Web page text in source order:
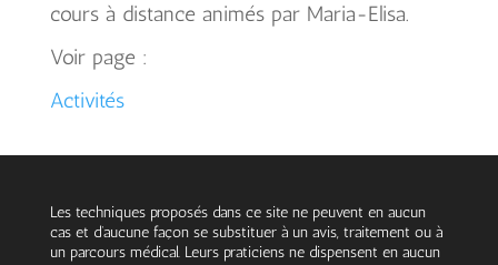
cours à distance animés par Maria-Elisa.
Voir page :
Activités
Les techniques proposés dans ce site ne peuvent en aucun
cas et d’aucune façon se substituer à un avis, traitement ou à
un parcours médical. Leurs praticiens ne dispensent en aucun